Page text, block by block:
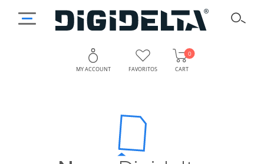
MY ACCOUNT FAVORITOS CART
0